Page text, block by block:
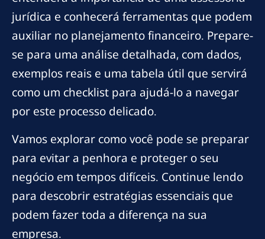
jurídica e conhecerá ferramentas que podem
auxiliar no planejamento financeiro. Prepare-
se para uma análise detalhada, com dados,
exemplos reais e uma tabela útil que servirá
como um checklist para ajudá-lo a navegar
por este processo delicado.
Vamos explorar como você pode se preparar
para evitar a penhora e proteger o seu
negócio em tempos difíceis. Continue lendo
para descobrir estratégias essenciais que
podem fazer toda a diferença na sua
empresa.